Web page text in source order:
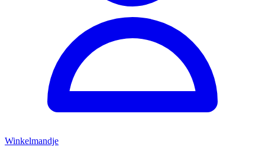
Winkelmandje